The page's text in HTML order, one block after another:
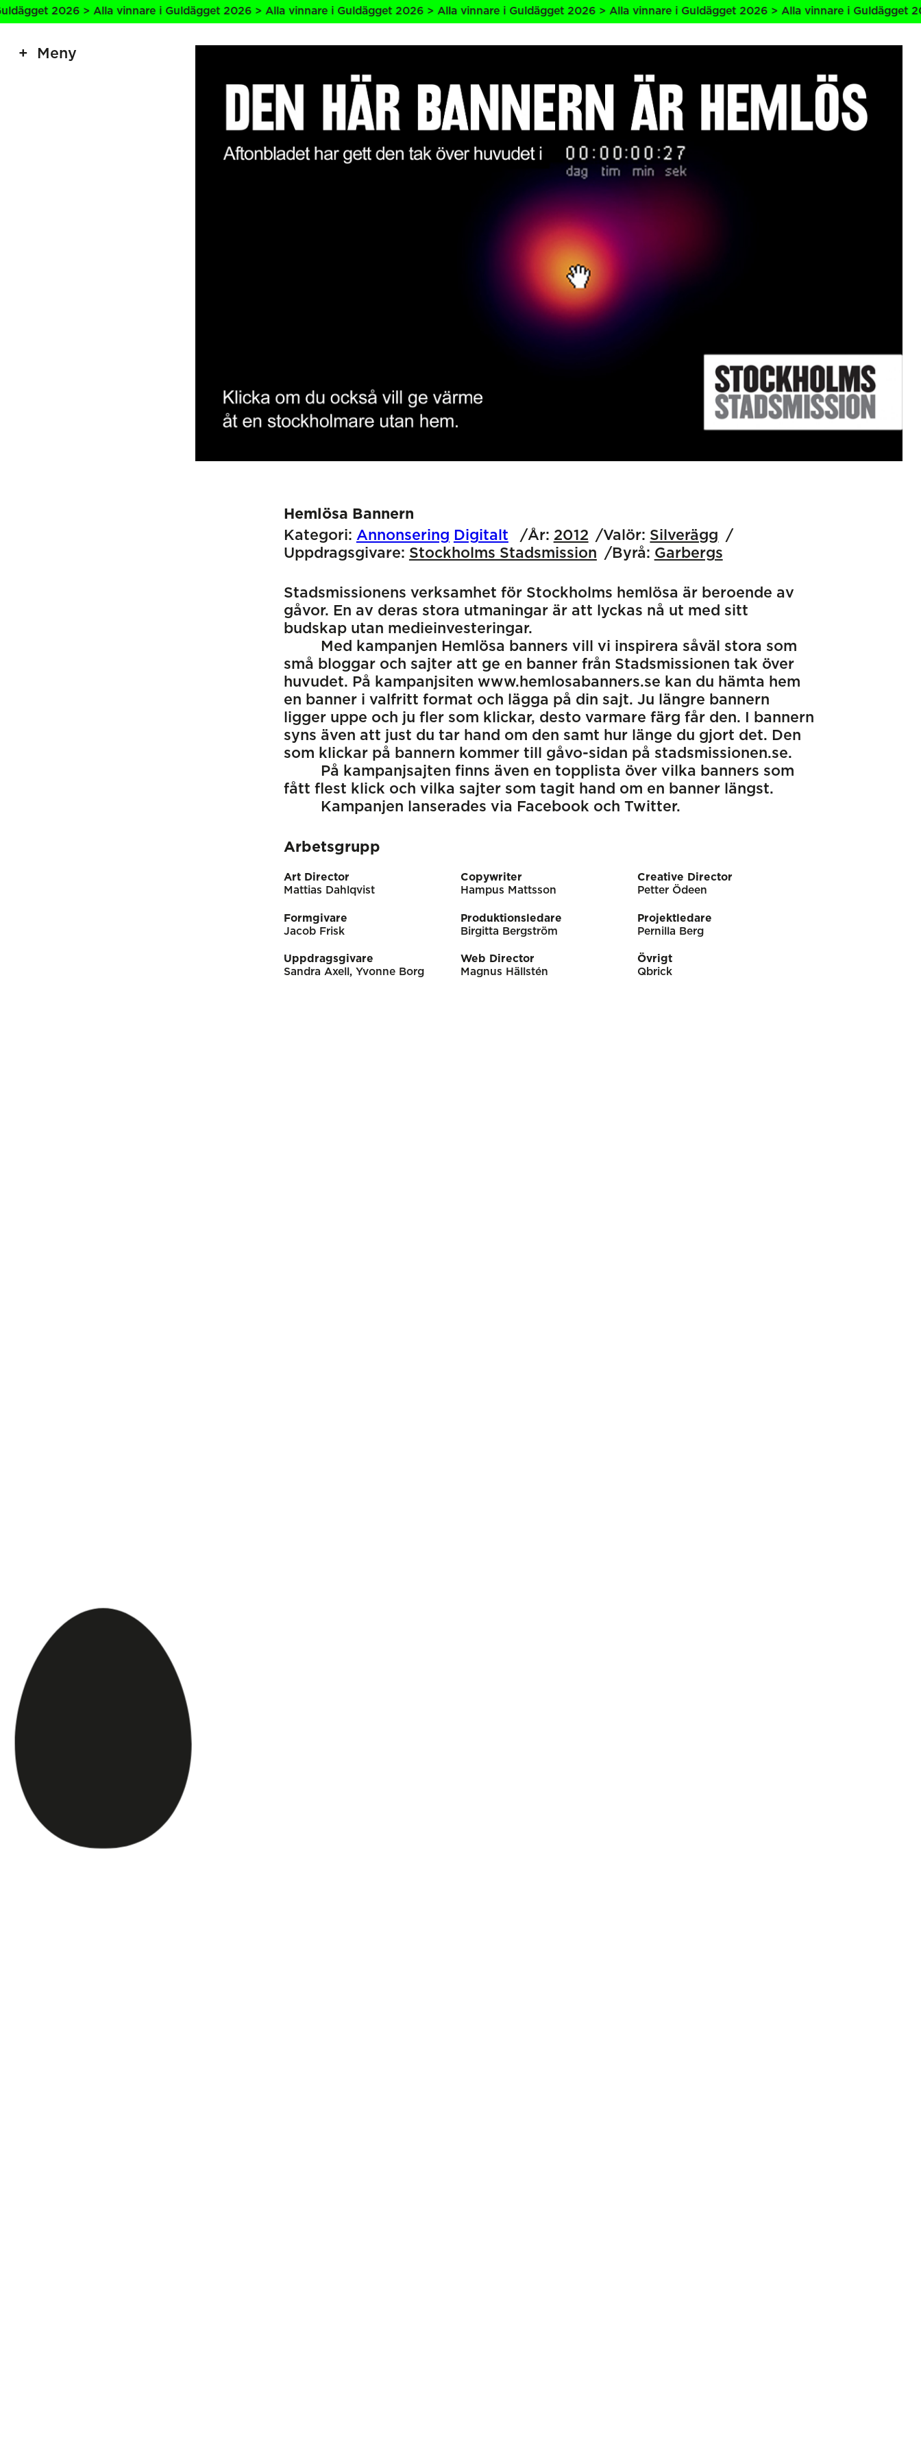
2026 > Alla vinnare i Guldägget 2026 > Alla vinnare i Guldägget 2026 > Alla vinnare i Guldägget 2026 > Alla vinnare i Guldägget 2026 > Alla vinnare i Guldägget 2026
Meny
Hemlösa Bannern
Kategori: Annonsering Digitalt År: 2012 Valör: Silverägg
Uppdragsgivare: Stockholms Stadsmission Byrå: Garbergs
Stadsmissionens verksamhet för Stockholms hemlösa är beroende av
gåvor. En av deras stora utmaningar är att lyckas nå ut med sitt
budskap utan medieinvesteringar.
Med kampanjen Hemlösa banners vill vi inspirera såväl stora som
små bloggar och sajter att ge en banner från Stadsmissionen tak över
huvudet. På kampanjsiten www.hemlosabanners.se kan du hämta hem
en banner i valfritt format och lägga på din sajt. Ju längre bannern
ligger uppe och ju fler som klickar, desto varmare färg får den. I bannern
syns även att just du tar hand om den samt hur länge du gjort det. Den
som klickar på bannern kommer till gåvo-sidan på stadsmissionen.se.
På kampanjsajten finns även en topplista över vilka banners som
fått flest klick och vilka sajter som tagit hand om en banner längst.
Kampanjen lanserades via Facebook och Twitter.
Arbetsgrupp
Art Director
Mattias Dahlqvist
Copywriter
Hampus Mattsson
Creative Director
Petter Ödeen
Formgivare
Jacob Frisk
Produktionsledare
Birgitta Bergström
Projektledare
Pernilla Berg
Uppdragsgivare
Sandra Axell, Yvonne Borg
Web Director
Magnus Hällstén
Övrigt
Qbrick